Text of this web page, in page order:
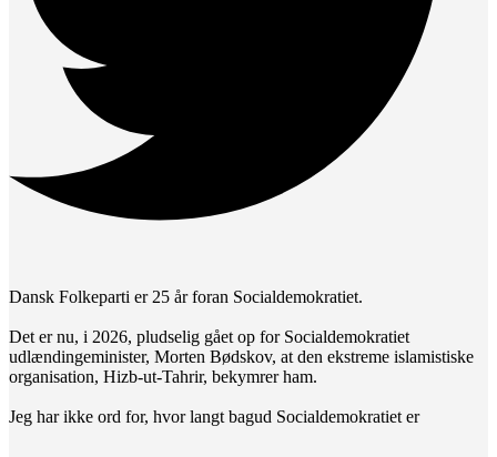
Dansk Folkeparti er 25 år foran Socialdemokratiet.
Det er nu, i 2026, pludselig gået op for Socialdemokratiet
udlændingeminister, Morten Bødskov, at den ekstreme islamistiske
organisation, Hizb-ut-Tahrir, bekymrer ham.
Jeg har ikke ord for, hvor langt bagud Socialdemokratiet er